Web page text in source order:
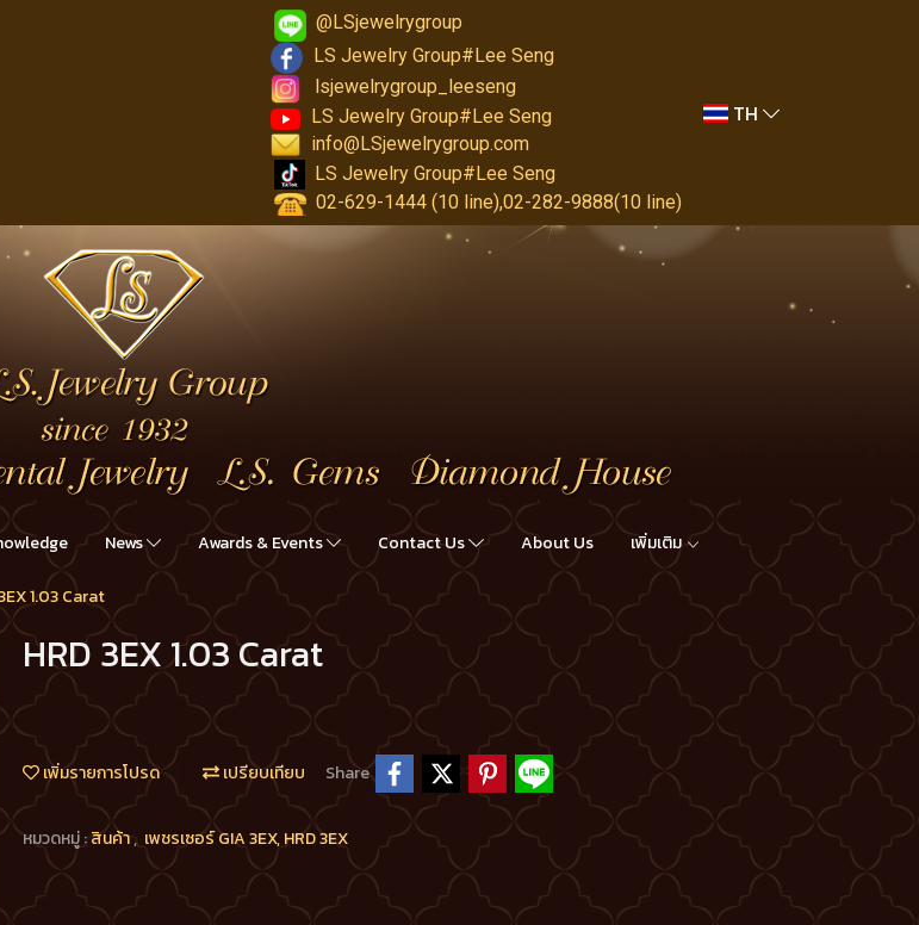
@LSjewelrygroup
LS Jewelry Group#Lee Seng
lsjewelrygroup_leeseng
LS Jewelry Group#Lee Seng
info@LSjewelrygroup.com
LS Jewelry Group#Lee Seng
02-629-1444 (10 line),02-282-9888(10 line)
TH
News Awards & Events Contact Us About Us เพิ่มเติม
1.03 Carat
HRD 3EX 1.03 Carat
เพิ่มรายการโปรด เปรียบเทียบ Share
หมวดหมู่ :สินค้า, เพชรเซอร์ GIA 3EX, HRD 3EX